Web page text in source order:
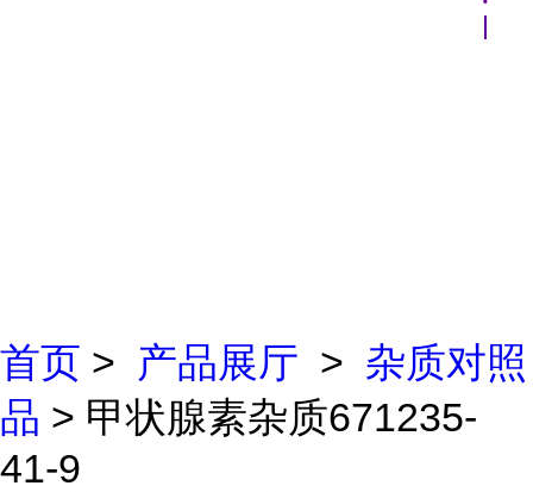
首页 > 产品展厅 > 杂质对照
品 > 甲状腺素杂质671235-
41-9